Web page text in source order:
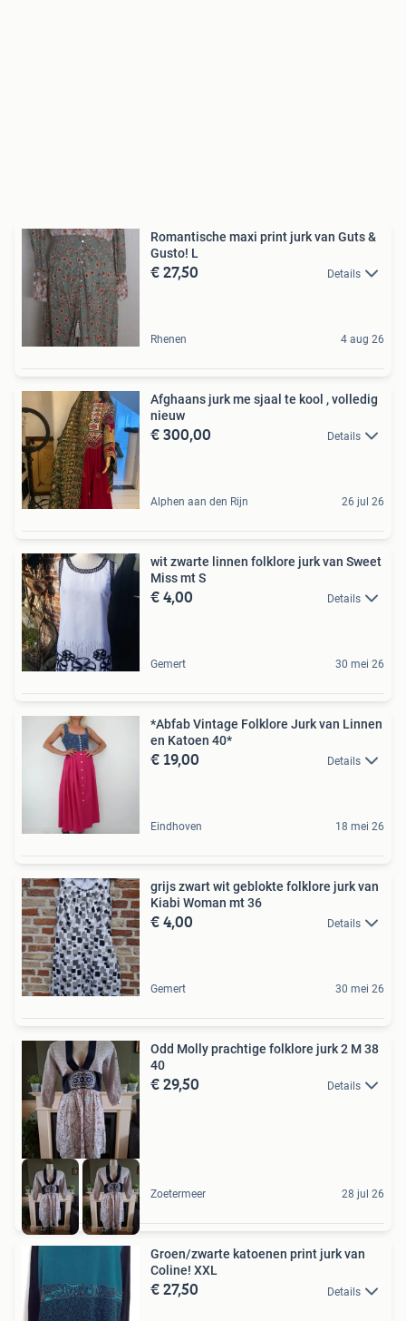
Romantische maxi print jurk van Guts &
Gusto! L
€ 27,50 Details
Rhenen 4 aug 26
Afghaans jurk me sjaal te kool , volledig
nieuw
€ 300,00 Details
Alphen aan den Rijn 26 jul 26
wit zwarte linnen folklore jurk van Sweet
Miss mt S
€ 4,00 Details
Gemert 30 mei 26
*Abfab Vintage Folklore Jurk van Linnen
en Katoen 40*
€ 19,00 Details
Eindhoven 18 mei 26
grijs zwart wit geblokte folklore jurk van
Kiabi Woman mt 36
€ 4,00 Details
Gemert 30 mei 26
Odd Molly prachtige folklore jurk 2 M 38
40
€ 29,50 Details
Zoetermeer 28 jul 26
Groen/zwarte katoenen print jurk van
Coline! XXL
€ 27,50 Details